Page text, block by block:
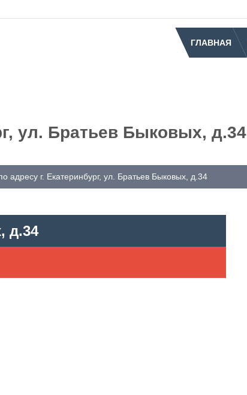
ГЛАВНАЯ
ул. Братьев Быковых, д.34
адресу г. Екатеринбург, ул. Братьев Быковых, д.34
д.34